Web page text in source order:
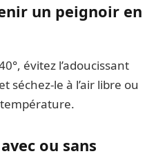
un peignoir en
évitez l’adoucissant
séchez-le à l’air libre ou
ou sans